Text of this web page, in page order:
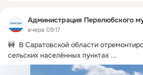
вчера 09:17
🚧  В Саратовской области
сельских населённых пунктах ...